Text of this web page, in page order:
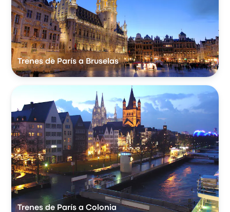
Trenes de París a Bruselas
Trenes de París a Colonia